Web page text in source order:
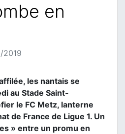
en
2019
les nantais se
au Stade Saint-
le FC Metz, lanterne
de France de Ligue 1. Un
» entre un promu en